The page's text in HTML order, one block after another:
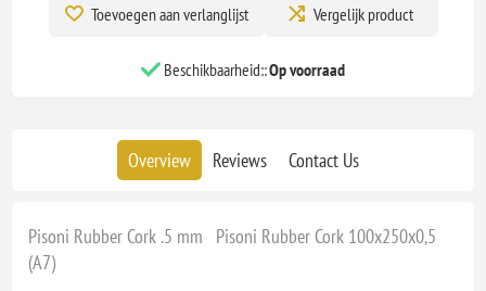
Toevoegen aan verlanglijst Vergelijk product
Beschikbaarheid::Op voorraad
Overview Reviews Contact Us
Pisoni Rubber Cork .5 mm Pisoni Rubber Cork 100x250x0,5
(A7)